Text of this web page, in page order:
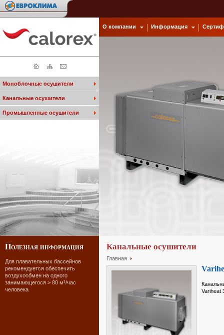
Моноблочные осушители
Канальные осушители
Промышленные осушители
О компании Информация
Полезная информация
Для плавательных бассейнов
рекомендуется обеспечить
воздухообмен на одного
занимающегося > 80 м³/час
человека
Канальные осушители
Главная
Variheat